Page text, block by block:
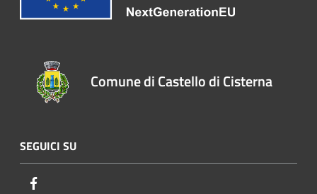
Comune di Castello di Cisterna
SEGUICI SU